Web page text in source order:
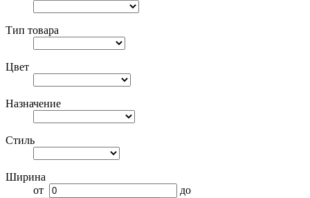
Тип товара
Цвет
Назначение
Стиль
Ширина
от
до